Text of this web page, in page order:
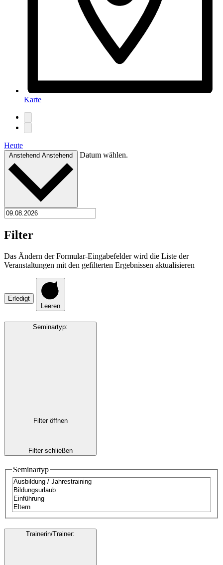
Karte
Heute
Anstehend Anstehend Datum wählen.
Filter
Das Ändern der Formular-Eingabefelder wird die Liste der
Veranstaltungen mit den gefilterten Ergebnissen aktualisieren
Erledigt
Leeren
Seminartyp:
Filter öffnen
Filter schließen
Seminartyp
Trainerin/Trainer: